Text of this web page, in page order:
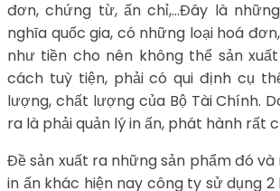
đơn, chứng từ, ấn chỉ,…Đây là
nghĩa quốc gia, có những loại hoá
như tiền cho nên không thể sản
cách tuỳ tiện, phải có qui định cụ
lượng, chất lượng của Bộ Tài Chính.
ra là phải quản lý in ấn, phát hành rất
Đề sản xuất ra những sản phẩm đó
in ấn khác hiện nay công ty sử dụng 2